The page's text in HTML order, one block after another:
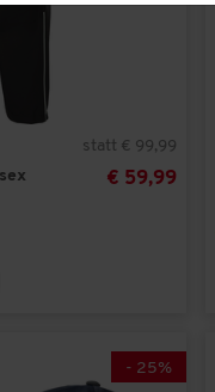
45
(1)
XXL/3XL
XXLARGEstatt € 99,99
€ 59,99
- 25%